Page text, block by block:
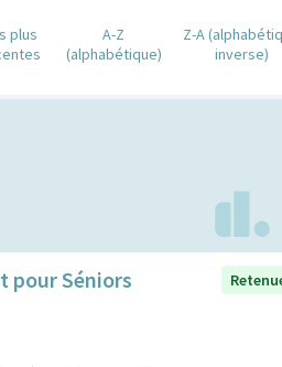
plus
A-Z
(alphabétique)
Z-A
inverse)
pour Séniors